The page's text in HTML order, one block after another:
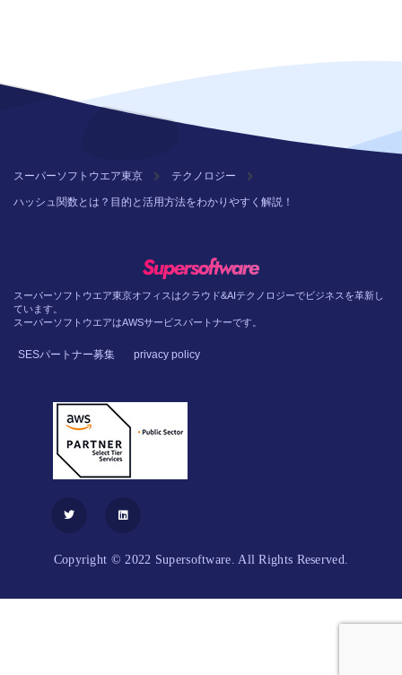
スーパーソフトウエア東京 テクノロジー
ハッシュ関数とは？目的と活用方法をわかりやすく解説！
スーパーソフトウエア東京オフィスはクラウド&AIテクノロジーでビジネスを革新し
ています。
スーパーソフトウエアはAWSサービスパートナーです。
SESパートナー募集 privacy policy
Copyright © 2022 Supersoftware. All Rights Reserved.